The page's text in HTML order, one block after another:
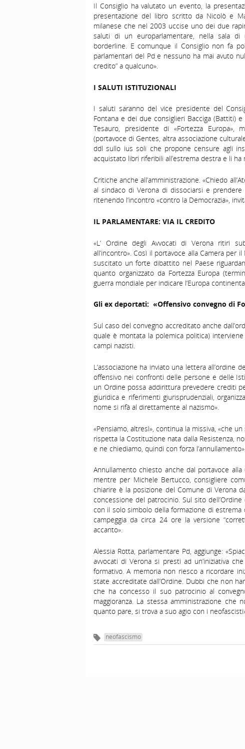
Il Consiglio ha valutato un evento, la
presentazione del libro scritto da Nicolò e
milanese che nel 2003 uccise uno dei due
saluti di un europarlamentare, nella sala
borderline. E comunque il Consiglio non fa
parlamentari del Pd e nessuno ha mai avuto
credito” a qualcuno».
I SALUTI ISTITUZIONALI
I saluti saranno del vice presidente del
Fontana e dei due consiglieri Bacciga (Battiti)
Tesauro, presidente di «Fortezza Europa»,
(portavoce di Gentes, altra associazione
ddl sullo ius soli che propone censure agli
acquistato libri riferibili all’estrema destra e li ha
Critiche anche all’amministrazione. «Chiedo
al sindaco di Verona di dissociarsi e
ritenendo l’incontro «contro la Democrazia»,
IL PARLAMENTARE: VIA IL CREDITO
«L’ Ordine degli Avvocati di Verona ritiri
all’incontro». Così il portavoce alla Camera per
suscitato un forte dibattito nel Paese
quanto organizzato da Fortezza Europa
guerra mondiale per indicare l’Europa
Gli ex deportati: «Offensivo convegno di
Sul caso del convegno accreditato anche
quale è montata la polemica politica) interviene
campi nazisti.
L’associazione ha inviato una lettera all’ordine
offensivo nei confronti delle persone e delle
un Ordine possa addirittura prevedere crediti
giuridica e riferimenti giurisprudenziali,
nome si rifà al direttamente al nazismo».
«Pensiamo, altresì», continua la missiva, «che
rispetta la Costituzione nata dalla Resistenza,
e ne chiediamo, quindi con forza l’annullamento».
Annullamento chiesto anche dal portavoce
mentre per Michele Bertucco, consigliere
chiarire è la posizione del Comune di Verona
concessione del patrocinio. Sul sito
con il solo simbolo della formazione di
campeggia da circa 24 ore la versione
accanto».
Alessia Rotta, parlamentare Pd, aggiunge:
avvocati di Verona si presti ad un’iniziativa
formativo. A memoria non riesco a ricordare
state accreditate dall’Ordine. Dubbi che non
che ha concesso il suo patrocinio al
maggioranza. La stessa amministrazione
quanto pare, si trova a suo agio con i
neofascismo